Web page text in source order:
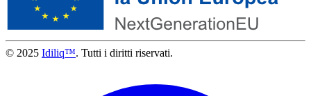
© 2025 Idiliq™. Tutti i diritti riservati.